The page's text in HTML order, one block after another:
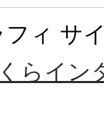
ィ サ
らイン